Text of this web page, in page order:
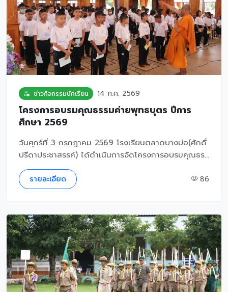
ข่าวกิจกรรมนักเรียน 14 ก.ค. 2569
โครงการอบรมคุณธรรมค่ายพุทธบุตร ปีการ
ศึกษา 2569
วันศุกร์ที่ 3 กรกฎาคม 2569 โรงเรียนตลาดบางบ่อ(ศักดิ์
ปรีดาประชาสรรค์) ได้ดำเนินการจัดโครงการอบรมคุณธร...
รายละเอียด 86